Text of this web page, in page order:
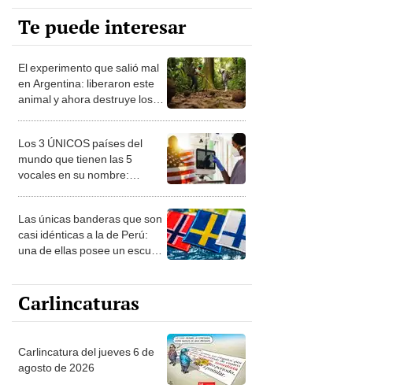
Te puede interesar
El experimento que salió mal
en Argentina: liberaron este
animal y ahora destruye los
Los 3 ÚNICOS países del
mundo que tienen las 5
vocales en su nombre:
Las únicas banderas que son
casi idénticas a la de Perú:
una de ellas posee un escudo
Carlincaturas
Carlincatura del jueves 6 de
agosto de 2026